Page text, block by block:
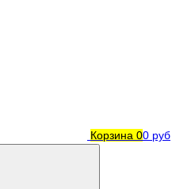
Корзина 00 руб